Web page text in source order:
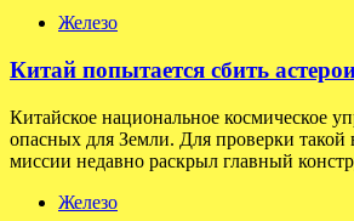
Железо
Китай попытается сбить
Китайское национальное космическое
опасных для Земли. Для проверки
миссии недавно раскрыл главный
Железо